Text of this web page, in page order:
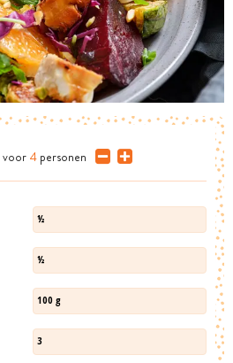
voor 4 personen
½
½
100 g
3